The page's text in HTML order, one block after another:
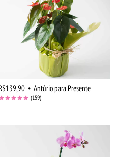
• Antúrio para Presente
(159)